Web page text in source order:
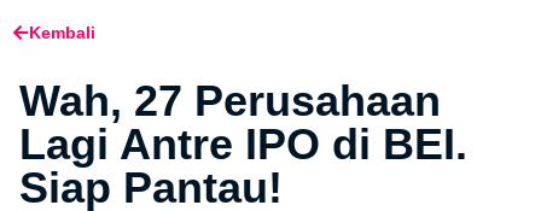
Kembali
Wah, 27 Perusahaan
Lagi Antre IPO di BEI.
Siap Pantau!